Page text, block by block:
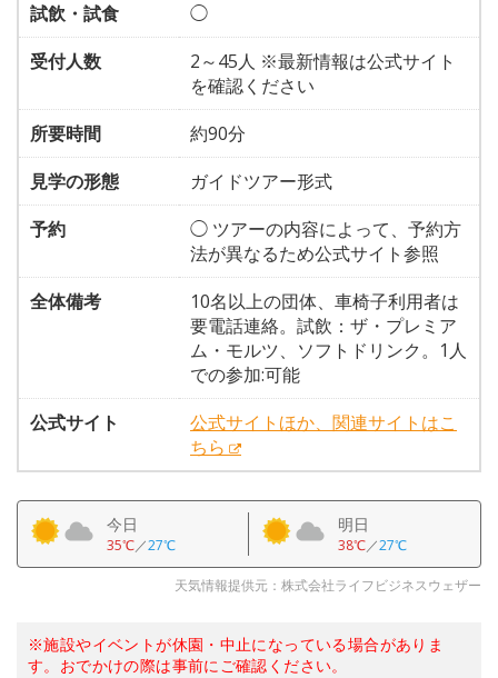
試飲・試食
◯
受付人数
2～45人 ※最新情報は公式サイト
を確認ください
所要時間
約90分
見学の形態
ガイドツアー形式
予約
◯ ツアーの内容によって、予約方
法が異なるため公式サイト参照
全体備考
10名以上の団体、車椅子利用者は
要電話連絡。試飲：ザ・プレミア
ム・モルツ、ソフトドリンク。1人
での参加:可能
公式サイト
公式サイトほか、関連サイトはこ
ちら
今日
35℃／27℃
明日
38℃／27℃
天気情報提供元：株式会社ライフビジネスウェザー
※施設やイベントが休園・中止になっている場合がありま
す。おでかけの際は事前にご確認ください。